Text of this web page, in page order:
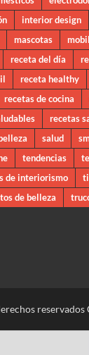
interior design
mascotas
receta del día
receta healthy
recetas de cocina
recetas
salud
tendencias
de interiorismo
de belleza
reservados